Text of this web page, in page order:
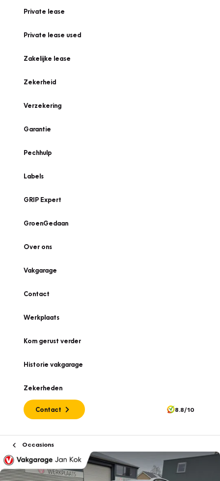
Private lease
Private lease used
Zakelijke lease
Zekerheid
Verzekering
Garantie
Pechhulp
Labels
GRIP Expert
GroenGedaan
Over ons
Vakgarage
Contact
Werkplaats
Kom gerust verder
Historie vakgarage
Zekerheden
Contact 8.8/10
Occasions